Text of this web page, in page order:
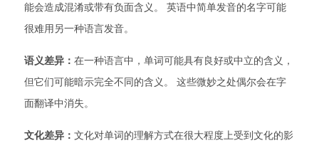
能会造成混淆或带有负面含义。 英语中简单发音的名字可能
很难用另一种语言发音。
语义差异： 在一种语言中，单词可能具有良好或中立的含义，
但它们可能暗示完全不同的含义。 这些微妙之处偶尔会在字
面翻译中消失。
文化差异： 文化对单词的理解方式在很大程度上受到文化的影